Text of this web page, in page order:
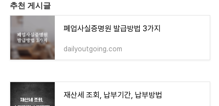
추천 게시글
폐업사실증명원 발급방법 3가지
dailyoutgoing.com
재산세 조회, 납부기간, 납부방법